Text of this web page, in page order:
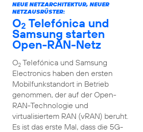
NEUE NETZARCHITEKTUR, NEUER
NETZAUSRÜSTER:
O2 Telefónica und
Samsung starten
Open-RAN-Netz
O2Telefónica und Samsung
Electronics haben den ersten
Mobilfunkstandort in Betrieb
genommen, der auf der Open-
RAN-Technologie und
virtualisiertem RAN (vRAN) beruht.
Es ist das erste Mal, dass die 5G-